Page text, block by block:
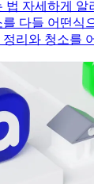
법 자세하게 알
다들 어떤식
리와 청소를